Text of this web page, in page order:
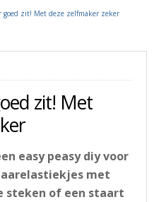
goed zit! Met deze zelfmaker zeker
zit! Met
easy peasy diy voor
met
steken of een staart